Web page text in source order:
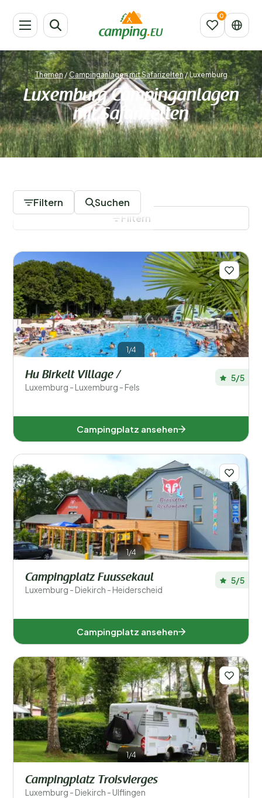
Themen / Campinganlagen mit Safarizelten/Luxemburg
Luxemburg Campinganlagen
mit Safarizelten
Filtern Suchen
Regionen
Diekirch (5)
Luxemburg (1)
Beliebte Filter
Unterkunftstyp
Allgemein
Sport und Freizeit
Filtern
1/4
Hu Birkelt Village /
Luxemburg - Luxemburg - Fels
5/5
Campingplatz ansehen
1/4
Campingplatz Fuussekaul
Luxemburg - Diekirch - Heiderscheid
5/5
Campingplatz ansehen
1/4
Campingplatz Troisvierges
Luxemburg - Diekirch - Ulflingen